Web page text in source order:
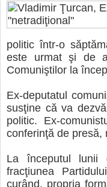
politic într-o
este urmat şi de
Comuniştilor la
Ex-deputatul
susţine că va
politic. Ex-
conferinţă de presă,
La începutul lunii
fracţiunea
curând, propria